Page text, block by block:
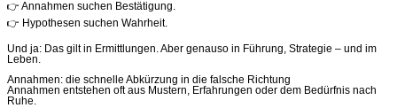
👉 Annahmen suchen Bestätigung.
👉 Hypothesen suchen Wahrheit.
Und ja: Das gilt in Ermittlungen. Aber genauso in Führung, Strategie – und im
Leben.
Annahmen: die schnelle Abkürzung in die falsche Richtung
Annahmen entstehen oft aus Mustern, Erfahrungen oder dem Bedürfnis nach
Ruhe.